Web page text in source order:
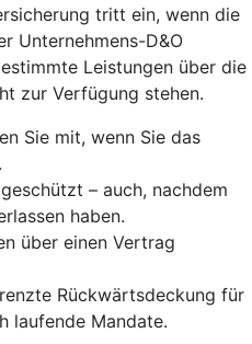
tritt ein, wenn die
Unternehmens-D&O
Leistungen über die
zur Verfügung stehen.
Sie mit, wenn Sie das
– auch, nachdem
haben.
über einen Vertrag
Rückwärtsdeckung für
laufende Mandate.